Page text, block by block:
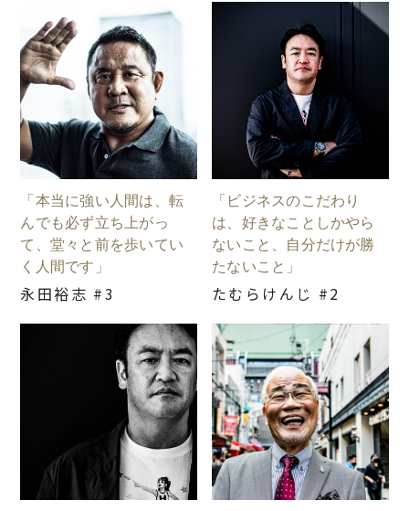
「本当に強い人間は、転
んでも必ず立ち上がっ
て、堂々と前を歩いてい
く人間です」
永田裕志 #3
「ビジネスのこだわり
は、好きなことしかやら
ないこと、自分だけが勝
たないこと」
たむらけんじ #2